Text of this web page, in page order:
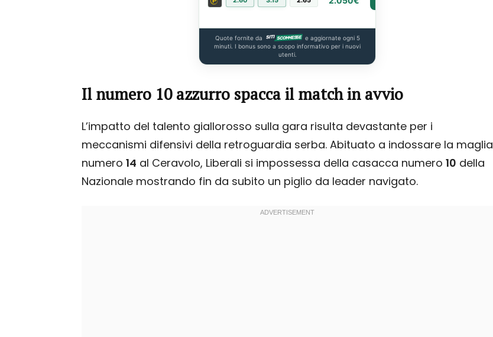
Quote fornite da
e aggiornate ogni 5
minuti. I bonus sono a scopo informativo per i nuovi
utenti.
Il numero 10 azzurro spacca il match in avvio
L’impatto del talento giallorosso sulla gara risulta devastante per i
meccanismi difensivi della retroguardia serba. Abituato a indossare la maglia
numero 14 al Ceravolo, Liberali si impossessa della casacca numero 10 della
Nazionale mostrando fin da subito un piglio da leader navigato.